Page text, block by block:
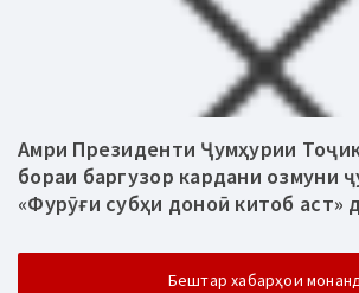
Амри Президенти Ҷумҳурии
бораи баргузор кардани озмуни
«Фурӯғи субҳи доноӣ китоб аст»
Бештар хабарҳои